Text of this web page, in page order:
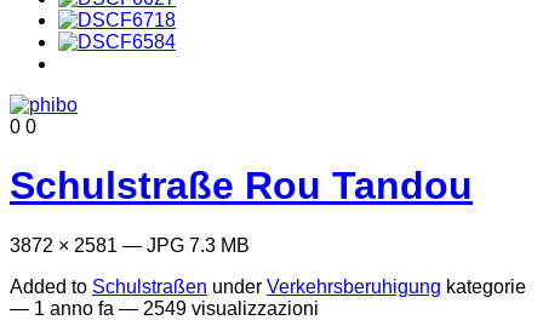
0 0
Schulstraße Rou Tandou
3872 × 2581 — JPG 7.3 MB
Added to Schulstraßen under Verkehrsberuhigung kategorie
— 1 anno fa — 2549 visualizzazioni